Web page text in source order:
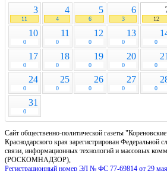
3
11
4
4
5
6
6
3 12
10
0
11
0
12
0
13
0 0
17
0
18
0
19
0
20
0
21
0
24
0
25
0
26
0
27
0 0
31
0
Сайт общественно-политической газеты
Краснодарского края зарегистрирован Федеральной
связи, информационных технологий и массовых
(РОСКОМНАДЗОР),
Регистрационный номер ЭЛ № ФС 77-69814 от 29